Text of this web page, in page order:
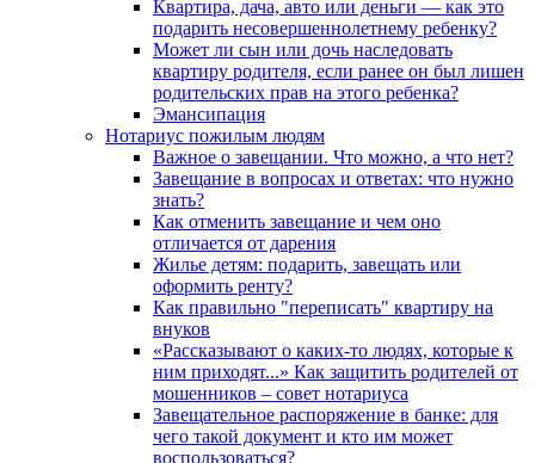
Квартира, дача, авто или деньги — как это
подарить несовершеннолетнему ребенку?
Может ли сын или дочь наследовать
квартиру родителя, если ранее он был лишен
родительских прав на этого ребенка?
Эмансипация
Нотариус пожилым людям
Важное о завещании. Что можно, а что нет?
Завещание в вопросах и ответах: что нужно
знать?
Как отменить завещание и чем оно
отличается от дарения
Жилье детям: подарить, завещать или
оформить ренту?
Как правильно "переписать" квартиру на
внуков
«Рассказывают о каких-то людях, которые к
ним приходят...» Как защитить родителей от
мошенников – совет нотариуса
Завещательное распоряжение в банке: для
чего такой документ и кто им может
воспользоваться?